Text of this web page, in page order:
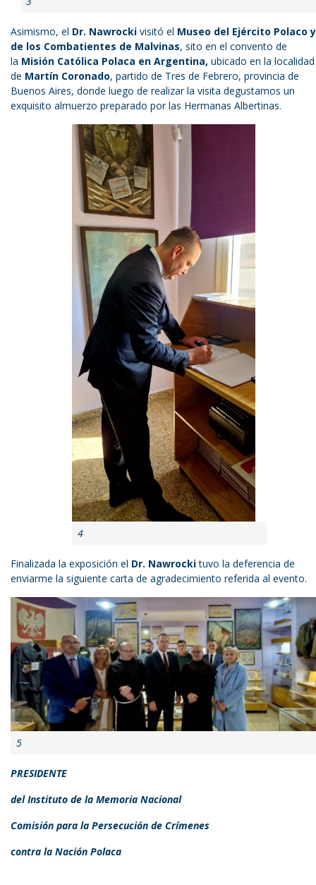
Asimismo, el Dr. Nawrocki visitó el Museo del Ejército Polaco y
de los Combatientes de Malvinas, sito en el convento de
la Misión Católica Polaca en Argentina, ubicado en la localidad
de Martín Coronado, partido de Tres de Febrero, provincia de
Buenos Aires, donde luego de realizar la visita degustamos un
exquisito almuerzo preparado por las Hermanas Albertinas.
4
Finalizada la exposición el Dr. Nawrockituvo la deferencia de
enviarme la siguiente carta de agradecimiento referida al evento.
5
PRESIDENTE
del Instituto de la Memoria Nacional
Comisión para la Persecución de Crímenes
contra la Nación Polaca